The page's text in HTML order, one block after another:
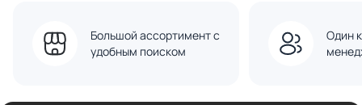
Большой ассортимент с
удобным поиском
Один